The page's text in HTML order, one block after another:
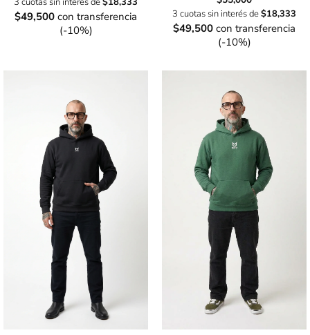
$49,500 con transferencia
(-10%)
3 cuotas sin interés de$18,333
$49,500 con transferencia
(-10%)